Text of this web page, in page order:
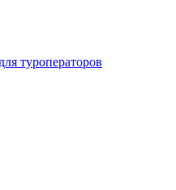
туроператоров